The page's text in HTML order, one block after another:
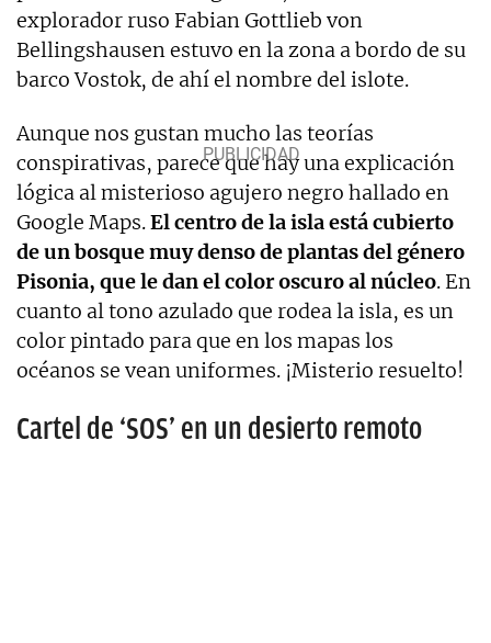
explorador ruso Fabian Gottlieb von
Bellingshausen estuvo en la zona a bordo de su
barco Vostok, de ahí el nombre del islote.
Aunque nos gustan mucho las teorías
conspirativas, parece que hay una explicación
lógica al misterioso agujero negro hallado en
Google Maps.El centro de la isla está cubierto
de un bosque muy denso de plantas del género
Pisonia, que le dan el color oscuro al núcleo. En
cuanto al tono azulado que rodea la isla, es un
color pintado para que en los mapas los
océanos se vean uniformes. ¡Misterio resuelto!
Cartel de ‘SOS’ en un desierto remoto